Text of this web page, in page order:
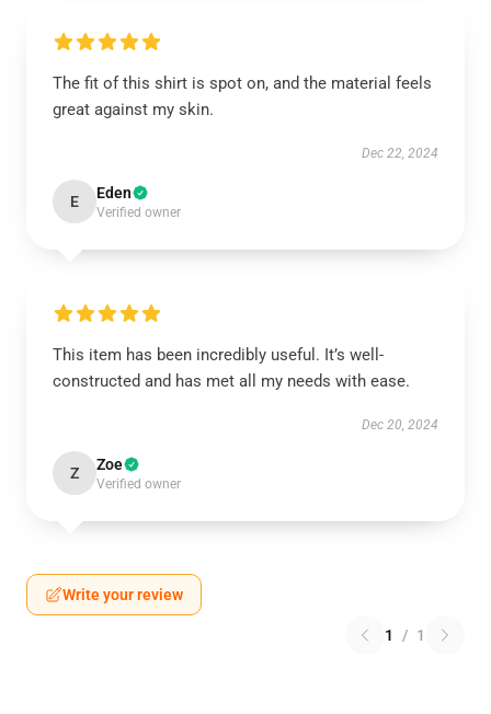
The fit of this shirt is spot on, and the material feels
great against my skin.
Dec 22, 2024
E Eden
Verified owner
This item has been incredibly useful. It’s well-
constructed and has met all my needs with ease.
Dec 20, 2024
Z Zoe
Verified owner
Write your review
1 / 1